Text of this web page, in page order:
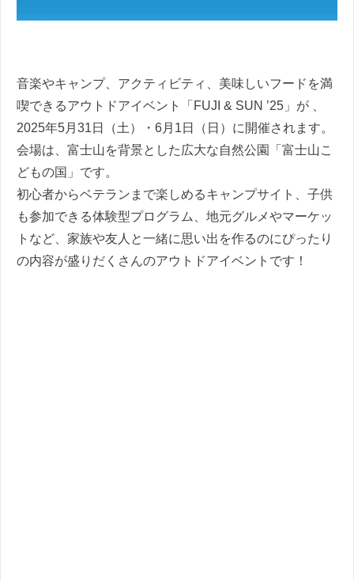
音楽やキャンプ、アクティビティ、美味しいフードを満
喫できるアウトドアイベント「FUJI & SUN ’25」が 、
2025年5月31日（土）・6月1日（日）に開催されます。
会場は、富士山を背景とした広大な自然公園「富士山こ
どもの国」です。
初心者からベテランまで楽しめるキャンプサイト、子供
も参加できる体験型プログラム、地元グルメやマーケッ
トなど、家族や友人と一緒に思い出を作るのにぴったり
の内容が盛りだくさんのアウトドアイベントです！